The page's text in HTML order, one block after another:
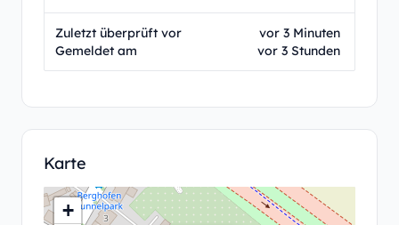
Zuletzt überprüft vor
Gemeldet am
vor 3 Minuten
vor 3 Stunden
Karte
+